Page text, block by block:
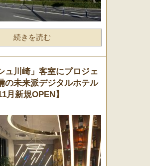
続きを読む
ュ川崎」客室にプロジェ
の未来派デジタルホテル
月新規OPEN】